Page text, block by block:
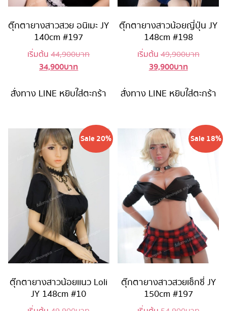
ตุ๊กตายางสาวสวย อนิเมะ JY
140cm #197
เริ่มต้น44,900บาทOriginal
44,900 บาท.
34,900บาท
is:
สั่งทาง LINE หยิบใส่ตะกร้า
ตุ๊กตายางสาวน้อยญี่ปุ่น JY
148cm #198
เริ่มต้น49,900บาทOriginal
49,900
39,900บาทCurrent
is:
สั่งทาง LINE หยิบใส่ตะกร้า
Sale 20%
ตุ๊กตายางสาวน้อยเเนว Loli
JY 148cm #10
Sale 18%
ตุ๊กตายางสาวสวยเซ็กซี่ JY
150cm #197